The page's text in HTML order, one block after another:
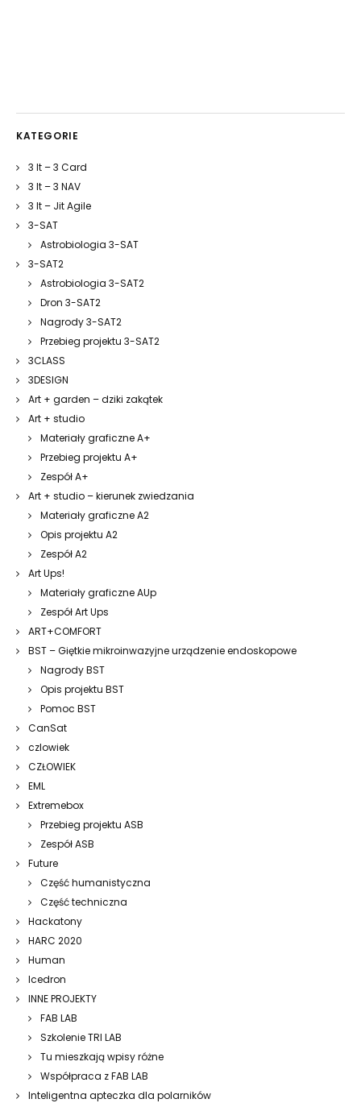
KATEGORIE
3 It – 3 Card
3 It – 3 NAV
3 It – Jit Agile
3-SAT
Astrobiologia 3-SAT
3-SAT2
Astrobiologia 3-SAT2
Dron 3-SAT2
Nagrody 3-SAT2
Przebieg projektu 3-SAT2
3CLASS
3DESIGN
Art + garden – dziki zakątek
Art + studio
Materiały graficzne A+
Przebieg projektu A+
Zespół A+
Art + studio – kierunek zwiedzania
Materiały graficzne A2
Opis projektu A2
Zespół A2
Art Ups!
Materiały graficzne AUp
Zespół Art Ups
ART+COMFORT
BST – Giętkie mikroinwazyjne urządzenie endoskopowe
Nagrody BST
Opis projektu BST
Pomoc BST
CanSat
czlowiek
CZŁOWIEK
EML
Extremebox
Przebieg projektu ASB
Zespół ASB
Future
Część humanistyczna
Część techniczna
Hackatony
HARC 2020
Human
Icedron
INNE PROJEKTY
FAB LAB
Szkolenie TRI LAB
Tu mieszkają wpisy różne
Współpraca z FAB LAB
Inteligentna apteczka dla polarników